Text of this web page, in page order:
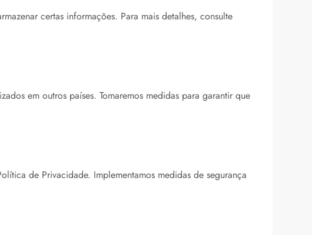
certas informações. Para mais detalhes, consulte
em outros países. Tomaremos medidas para garantir que
de Privacidade. Implementamos medidas de segurança